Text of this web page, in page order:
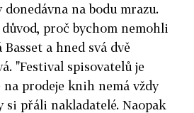
na bodu mrazu.
proč bychom nemohli
a hned svá dvě
"Festival spisovatelů je
prodeje knih nemá vždy
si přáli nakladatelé. Naopak